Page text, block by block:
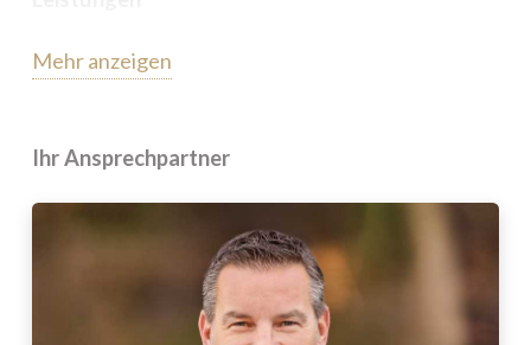
Betreuung der Olé Partys seit 2012
Betreuung des Crew Caterings, VIP
Festivals
Mittag- und Abendessen
Während des Festivals auch Nachtessen
Mehr anzeigen
Ihr Ansprechpartner